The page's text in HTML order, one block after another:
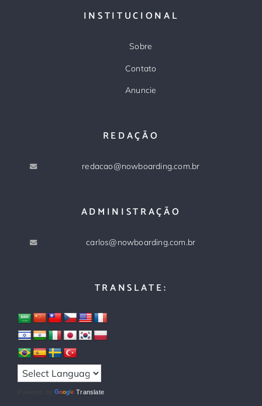
INSTITUCIONAL
Sobre
Contato
Anuncie
REDAÇÃO
redacao@nowboarding.com.br
ADMINISTRAÇÃO
carlos@nowboarding.com.br
TRANSLATE:
Powered by Translate